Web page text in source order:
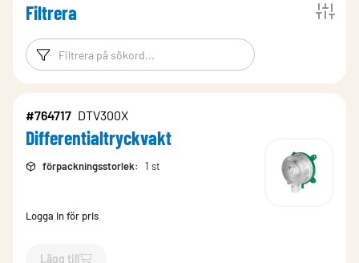
Filtrera
Filtreringsord Filtrera
#764717 DTV300X
Differentialtryckvakt
förpackningsstorlek: 1 st
Logga in för pris
Lägg till